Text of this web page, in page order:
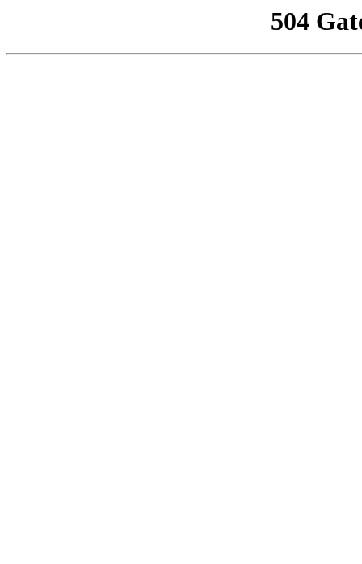
504